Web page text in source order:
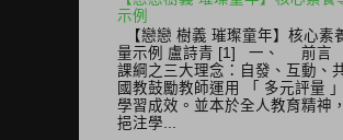
示例
【戀戀 樹義 璀璨童年】核心素
量示例 盧詩青 [1] 一、 前
課綱之三大理念：自發、互動、
國教鼓勵教師運用 「 多元評量
學習成效。並本於全人教育精神
挹注學...